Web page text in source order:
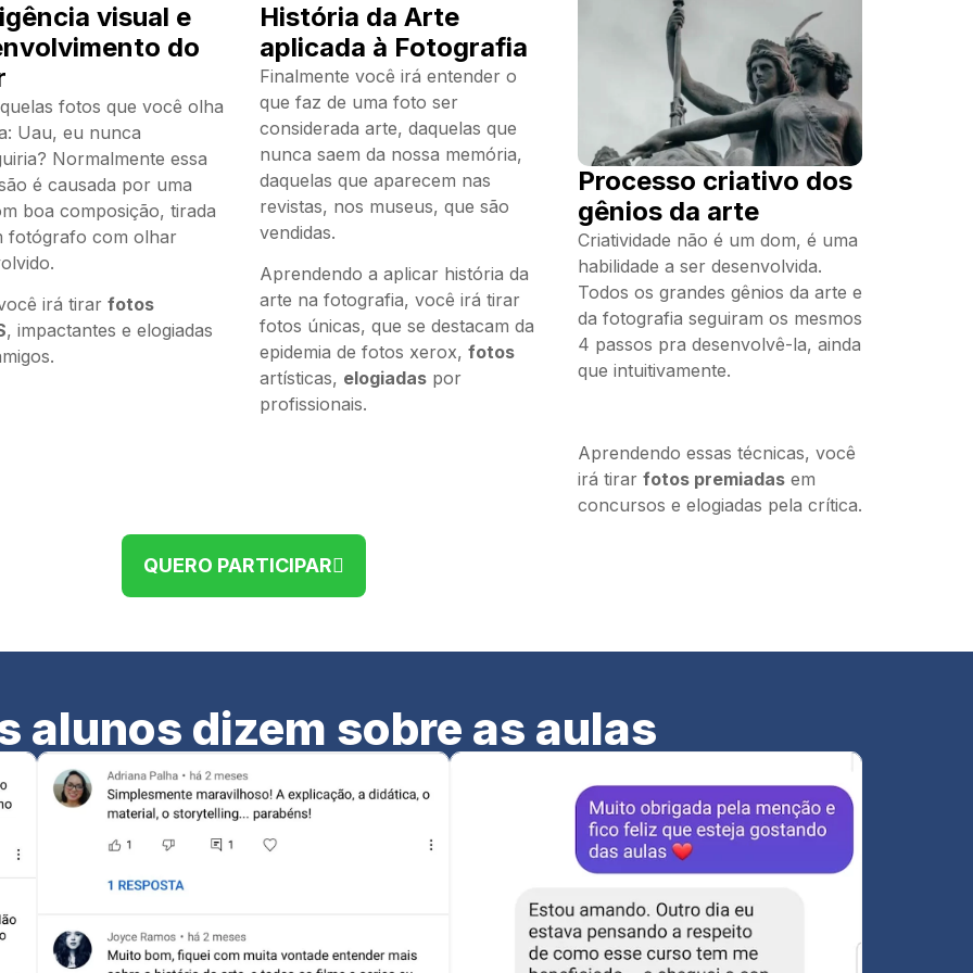
visual e
do
fotos que você olha
Uau, eu nunca
Normalmente essa
é causada por uma
boa composição, tirada
fotógrafo com olhar
irá tirar fotos
, impactantes e elogiadas
História da Arte
aplicada à Fotografia
Finalmente você irá entender o
que faz de uma foto ser
considerada arte, daquelas que
nunca saem da nossa memória,
daquelas que aparecem nas
revistas, nos museus, que são
vendidas.
Aprendendo a aplicar história da
arte na fotografia, você irá tirar
fotos únicas, que se destacam da
epidemia de fotos xerox,fotos
artísticas, elogiadas por
profissionais.
Processo criativo dos
gênios da arte
Criatividade não é um dom, é uma
habilidade a ser desenvolvida.
Todos os grandes gênios da arte e
da fotografia seguiram os mesmos
4 passos pra desenvolvê-la, ainda
que intuitivamente.
Aprendendo essas técnicas, você
irá tirar fotos premiadasem
concursos e elogiadas pela crítica.
QUERO PARTICIPAR
alunos dizem sobre as aulas